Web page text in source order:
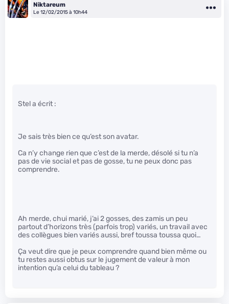
Niktareum
Le 12/02/2015 à 10h44
Stel a écrit :
Je sais très bien ce qu’est son avatar.
Ca n’y change rien que c’est de la merde, désolé si tu n’a
pas de vie social et pas de gosse, tu ne peux donc pas
comprendre.
Ah merde, chui marié, j’ai 2 gosses, des zamis un peu
partout d’horizons très (parfois trop) variés, un travail avec
des collègues bien variés aussi, bref toussa toussa quoi…
Ça veut dire que je peux comprendre quand bien même ou
tu restes aussi obtus sur le jugement de valeur à mon
intention qu’a celui du tableau ?